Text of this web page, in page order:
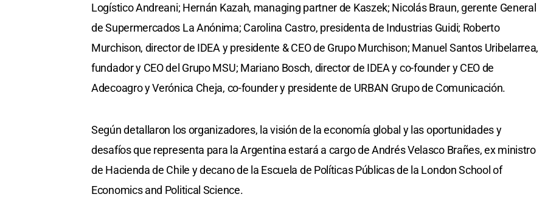
Logístico Andreani; Hernán Kazah, managing partner de Kaszek; Nicolás Braun, gerente General
de Supermercados La Anónima; Carolina Castro, presidenta de Industrias Guidi; Roberto
Murchison, director de IDEA y presidente & CEO de Grupo Murchison; Manuel Santos Uribelarrea,
fundador y CEO del Grupo MSU; Mariano Bosch, director de IDEA y co-founder y CEO de
Adecoagro y Verónica Cheja, co-founder y presidente de URBAN Grupo de Comunicación.
Según detallaron los organizadores, la visión de la economía global y las oportunidades y
desafíos que representa para la Argentina estará a cargo de Andrés Velasco Brañes, ex ministro
de Hacienda de Chile y decano de la Escuela de Políticas Públicas de la London School of
Economics and Political Science.